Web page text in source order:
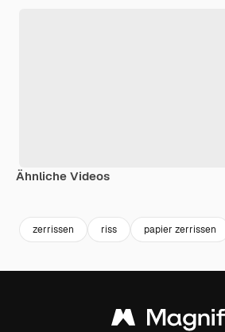
Ähnliche Videos
zerrissen riss papier zerrissen